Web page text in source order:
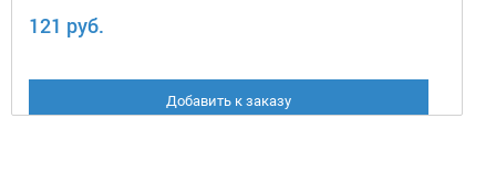
121 руб.
Добавить к заказу